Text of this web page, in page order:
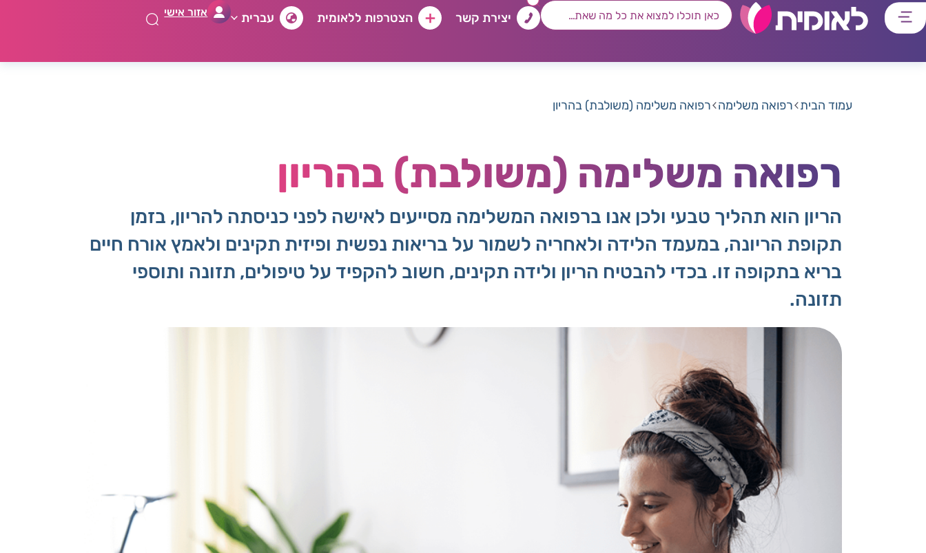
דלג
דלג
דלג
דלג
יצירת קשר הצטרפות ללאומית עברית אזור אישי
עמוד הבית רפואה משלימה רפואה משלימה (משולבת) בהריון
רפואה משלימה (משולבת) בהריון
הריון הוא תהליך טבעי ולכן אנו ברפואה המשלימה מסייעים לאישה לפני כניסתה להריון, בזמן
תקופת הריונה, במעמד הלידה ולאחריה לשמור על בריאות נפשית ופיזית תקינים ולאמץ אורח חיים
בריא בתקופה זו. בכדי להבטיח הריון ולידה תקינים, חשוב להקפיד על טיפולים, תזונה ותוספי
תזונה.